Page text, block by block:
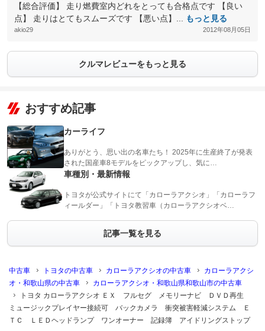
【総合評価】 走り燃費室内どれをとっても合格点です 【良い
点】 走りはとてもスムーズです 【悪い点】...
もっと見る
akio29 2012年08月05日
クルマレビューをもっと見る
おすすめ記事
カーライフ
ありがとう、思い出の名車たち！ 2025年に生産終了が発表
された国産車8モデルをピックアップし、気に…
車種別・最新情報
トヨタが公式サイトにて「カローラアクシオ」「カローラフ
ィールダー」「トヨタ教習車（カローラアクシオベ…
記事一覧を見る
中古車 トヨタの中古車 カローラアクシオの中古車
カローラアクシ
オ・和歌山県の中古車
カローラアクシオ・和歌山県和歌山市の中古車
トヨタ カローラアクシオ ＥＸ フルセグ メモリーナビ ＤＶＤ再生
ミュージックプレイヤー接続可 バックカメラ 衝突被害軽減システム Ｅ
ＴＣ ＬＥＤヘッドランプ ワンオーナー 記録簿 アイドリングストップ